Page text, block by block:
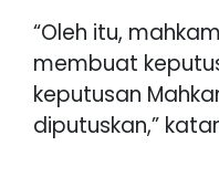
“Oleh itu,
membuat
keputusan
diputuskan,”